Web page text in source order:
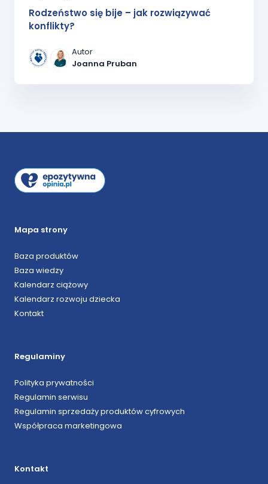
Rodzeństwo się bije – jak rozwiązywać
konflikty?
Autor
Joanna Pruban
Mapa strony
Baza produktów
Baza wiedzy
Kalendarz ciążowy
Kalendarz rozwoju dziecka
Kontakt
Regulaminy
Polityka prywatności
Regulamin serwisu
Regulamin sprzedaży produktów cyfrowych
Współpraca marketingowa
Kontakt